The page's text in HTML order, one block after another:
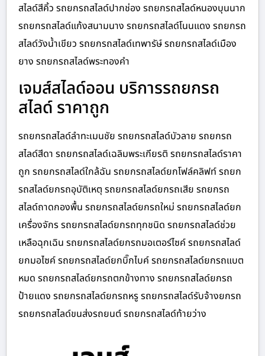
สไลด์สีคิ้ว รถยกรถสไลด์ปากช่อง รถยกรถสไลด์หนองบุนนาก
รถยกรถสไลด์แก้งสนามนาง รถยกรถสไลด์โนนแดง รถยกรถ
สไลด์วังน้ำเขียว รถยกรถสไลด์เทพารัษ์ รถยกรถสไลด์เมือง
ยาง รถยกรถสไลด์พระทองคำ
เจมส์สไลด์ออน บริการรถยกรถ
สไลด์ ราคาถูก
รถยกรถสไลด์ลำทะเมนชัย รถยกรถสไลด์บัวลาย รถยกรถ
สไลด์สีดา รถยกรถสไลด์เฉลิมพระเกียรติ รถยกรถสไลด์ราคา
ถูก รถยกรถสไลด์ใกล้ฉัน รถยกรถสไลด์ยกโฟล์คลิฟท์ รถยก
รถสไลด์ยกรถอุบัติเหตุ รถยกรถสไลด์ยกรถเสีย รถยกรถ
สไลด์ถาดกองพื้น รถยกรถสไลด์ยกรถใหม่ รถยกรถสไลด์ยก
เครื่องจักร รถยกรถสไลด์ยกรถทุกชนิด รถยกรถสไลด์ช่วย
เหลือฉุกเฉิน รถยกรถสไลด์ยกรถมอเตอร์ไซค์ รถยกรถสไลด์
ยกมอไซค์ รถยกรถสไลด์ยกบิ๊กไบค์ รถยกรถสไลด์ยกรถแบต
หมด รถยกรถสไลด์ยกรถตกข้างทาง รถยกรถสไลด์ยกรถ
ป้ายแดง รถยกรถสไลด์ยกรถหรู รถยกรถสไลด์รับจ้างยกรถ
รถยกรถสไลด์ขนส่งรถยนต์ รถยกรถสไลด์ท้ายว่าง